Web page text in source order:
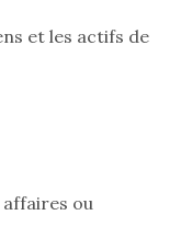
et les actifs de
ou